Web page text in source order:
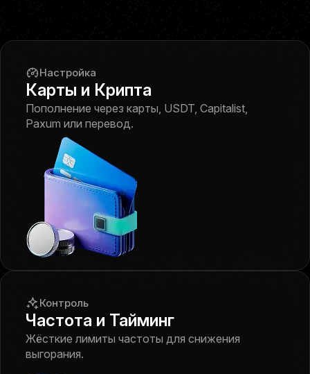
Настройка
Карты и Крипта
Пополнение через карты, USDT, Capitalist,
Paxum или перевод.
Контроль
Частота и Тайминг
Жёсткие лимиты частоты для снижения
выгорания.